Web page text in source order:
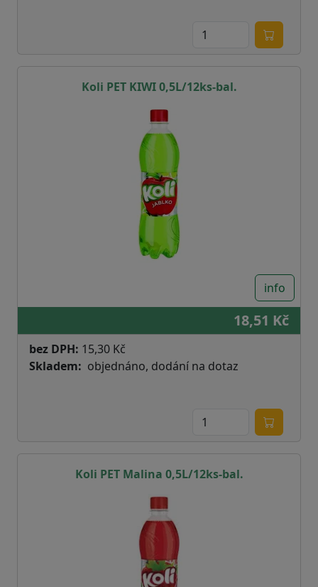
Koli PET KIWI 0,5L/12ks-bal.
info
18,51 Kč
bez DPH: 15,30 Kč
Skladem
objednáno, dodání na dotaz
Koli PET Malina 0,5L/12ks-bal.